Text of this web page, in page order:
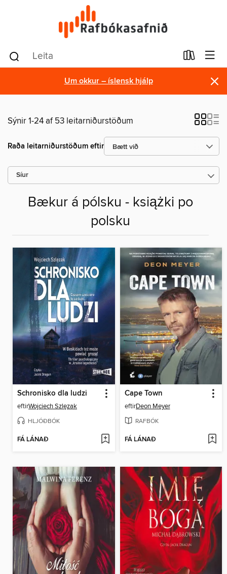
Um okkur – íslensk hjálp ×
Sýnir 1-24 af 53 leitarniðurstöðum
Raða leitarniðurstöðum eftir
Síur
Bækur á pólsku - książki po
polsku
Schronisko dla ludzi
eftirWojciech Szlęzak
HLJÓÐBÓK
FÁ LÁNAÐ
Cape Town
eftirDeon Meyer
RAFBÓK
FÁ LÁNAÐ